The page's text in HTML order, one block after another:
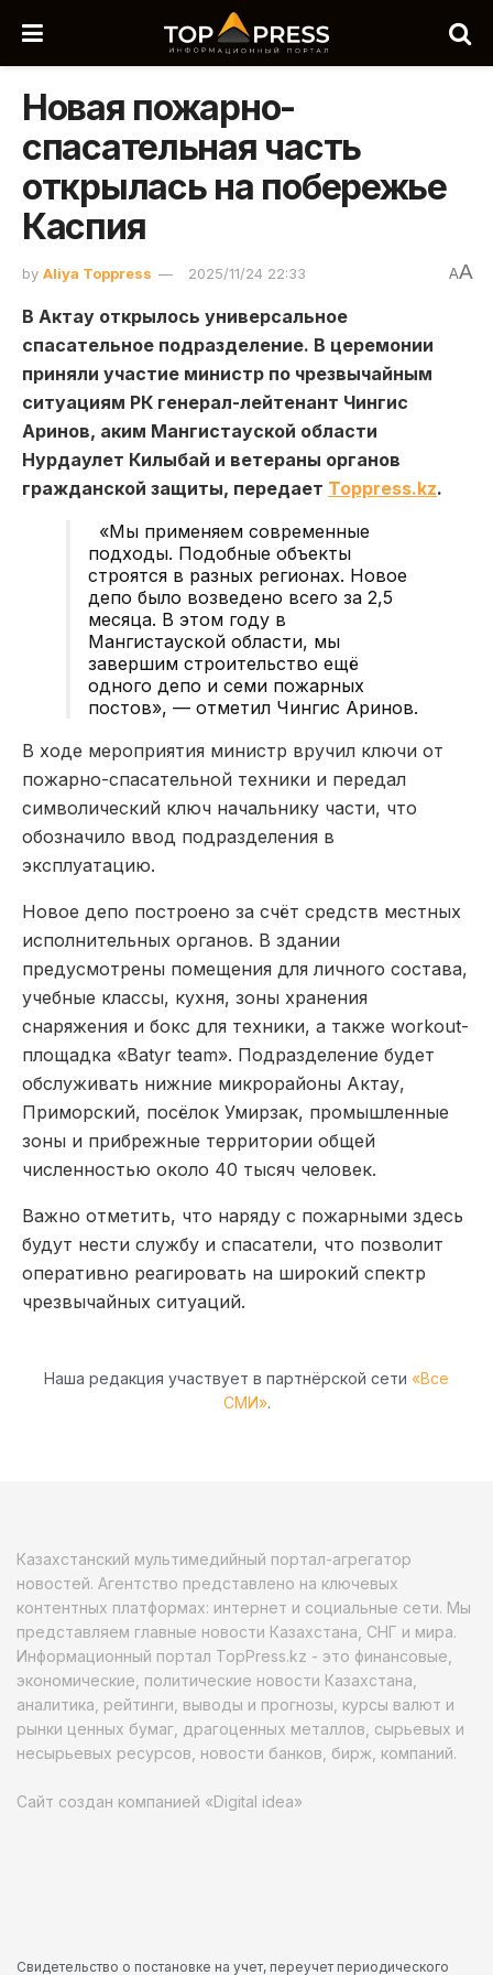
Новая пожарно-
спасательная часть
открылась на побережье
Каспия
by Aliya Toppress 2025/11/24 22:33 AA
В Актау открылось универсальное
спасательное подразделение. В церемонии
приняли участие министр по чрезвычайным
ситуациям РК генерал-лейтенант Чингис
Аринов, аким Мангистауской области
Нурдаулет Килыбай и ветераны органов
гражданской защиты, передает Toppress.kz.
«Мы применяем современные
подходы. Подобные объекты
строятся в разных регионах. Новое
депо было возведено всего за 2,5
месяца. В этом году в
Мангистауской области, мы
завершим строительство ещё
одного депо и семи пожарных
постов», — отметил Чингис Аринов.
В ходе мероприятия министр вручил ключи от
пожарно-спасательной техники и передал
символический ключ начальнику части, что
обозначило ввод подразделения в
эксплуатацию.
Новое депо построено за счёт средств местных
исполнительных органов. В здании
предусмотрены помещения для личного состава,
учебные классы, кухня, зоны хранения
снаряжения и бокс для техники, а также workout-
площадка «Batyr team». Подразделение будет
обслуживать нижние микрорайоны Актау,
Приморский, посёлок Умирзак, промышленные
зоны и прибрежные территории общей
численностью около 40 тысяч человек.
Важно отметить, что наряду с пожарными здесь
будут нести службу и спасатели, что позволит
оперативно реагировать на широкий спектр
чрезвычайных ситуаций.
Наша редакция участвует в партнёрской сети «Все
СМИ».
Казахстанский мультимедийный портал-агрегатор
новостей. Агентство представлено на ключевых
контентных платформах: интернет и социальные сети. Мы
представляем главные новости Казахстана, СНГ и мира.
Информационный портал TopPress.kz - это финансовые,
экономические, политические новости Казахстана,
аналитика, рейтинги, выводы и прогнозы, курсы валют и
рынки ценных бумаг, драгоценных металлов, сырьевых и
несырьевых ресурсов, новости банков, бирж, компаний.
Сайт создан компанией «Digital idea»
Свидетельство о постановке на учет, переучет периодического